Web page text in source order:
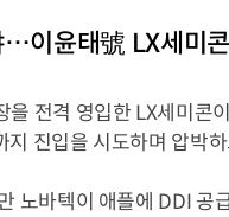
이윤태號 LX세미
을 전격 영입한 LX세미콘
지 진입을 시도하며 압박
노바텍이 애플에 DDI 공